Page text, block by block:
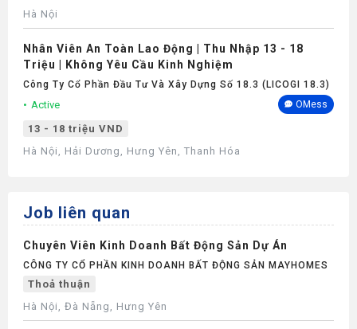
Hà Nội
Nhân Viên An Toàn Lao Động | Thu Nhập 13 - 18
Triệu | Không Yêu Cầu Kinh Nghiệm
Công Ty Cổ Phần Đầu Tư Và Xây Dựng Số 18.3 (LICOGI 18.3)
Active OMess
13 - 18 triệu VND
Hà Nội, Hải Dương, Hưng Yên, Thanh Hóa
Job liên quan
Chuyên Viên Kinh Doanh Bất Động Sản Dự Án
CÔNG TY CỔ PHẦN KINH DOANH BẤT ĐỘNG SẢN MAYHOMES
Thoả thuận
Hà Nội, Đà Nẵng, Hưng Yên